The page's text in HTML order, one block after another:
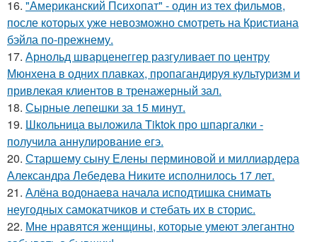
16. "Американский Психопат" - один из тех фильмов,
после которых уже невозможно смотреть на Кристиана
бэйла по-прежнему.
17. Арнольд шварценеггер разгуливает по центру
Мюнхена в одних плавках, пропагандируя культуризм и
привлекая клиентов в тренажерный зал.
18. Сырные лепешки за 15 минут.
19. Школьница выложила Tiktok про шпаргалки -
получила аннулирование егэ.
20. Старшему сыну Елены перминовой и миллиардера
Александра Лебедева Никите исполнилось 17 лет.
21. Алёна водонаева начала исподтишка снимать
неугодных самокатчиков и стебать их в сторис.
22. Мне нравятся женщины, которые умеют элегантно